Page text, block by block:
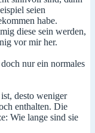
seien
habe.
diese sein werden,
vor mir her.
nur ein normales
desto weniger
enthalten. Die
Wie lange sind sie